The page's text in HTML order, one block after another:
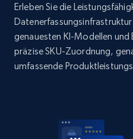
Sku, Product id, Product
and more.
2.1K+ 353+
specific category URL
Erleben Sie die
genauesten KI-Modellen
präzise SKU-Zuordnung,
umfassende